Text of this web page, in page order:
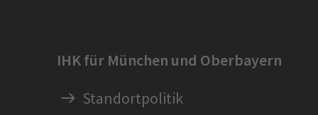
IHK für München und Oberbayern
Standortpolitik